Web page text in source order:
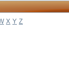
X Y Z